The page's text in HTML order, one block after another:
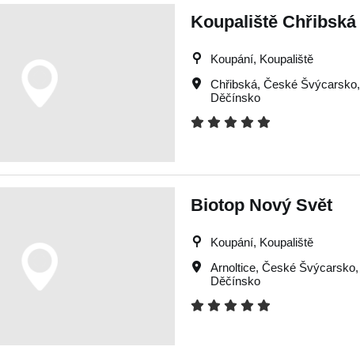
Koupaliště Chřibská
Koupání, Koupaliště
Chřibská,České Švýcarsko,
Děčínsko
Biotop Nový Svět
Koupání, Koupaliště
Arnoltice,České Švýcarsko,
Děčínsko